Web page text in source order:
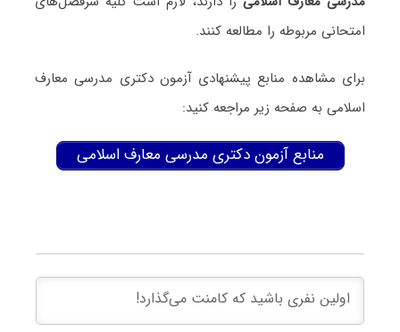
امتحانی مربوطه را مطالعه کنند.
برای مشاهده منابع پیشنهادی آزمون دکتری ﻣﺪرسی ﻣﻌﺎرف
اﺳﻼمی به صفحه زیر مراجعه کنید:
منابع آزمون دکتری ﻣﺪرسی ﻣﻌﺎرف اﺳﻼمی